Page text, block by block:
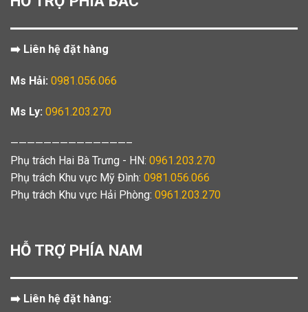
➡️ Liên hệ đặt hàng
Ms Hải: 0981.056.066
Ms Ly: 0961.203.270
——————————————–
Phụ trách Hai Bà Trưng - HN: 0961.203.270
Phụ trách Khu vực Mỹ Đình: 0981.056.066
Phụ trách Khu vực Hải Phòng: 0961.203.270
HỖ TRỢ PHÍA NAM
➡️ Liên hệ đặt hàng: